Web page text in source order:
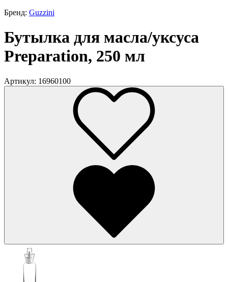
Бренд: Guzzini
Бутылка для масла/уксуса
Preparation, 250 мл
Артикул: 16960100